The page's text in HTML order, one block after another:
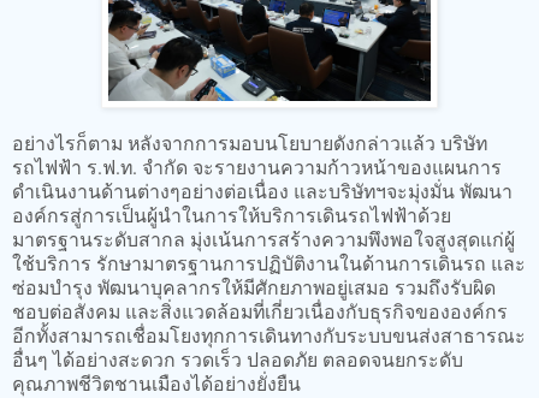
อย่างไรก็ตาม หลังจากการมอบนโยบายดังกล่าวแล้ว บริษัท
รถไฟฟ้า ร.ฟ.ท. จำกัด จะรายงานความก้าวหน้าของแผนการ
ดำเนินงานด้านต่างๆอย่างต่อเนื่อง และบริษัทฯจะมุ่งมั่น พัฒนา
องค์กรสู่การเป็นผู้นำในการให้บริการเดินรถไฟฟ้าด้วย
มาตรฐานระดับสากล มุ่งเน้นการสร้างความพึงพอใจสูงสุดแก่ผู้
ใช้บริการ รักษามาตรฐานการปฏิบัติงานในด้านการเดินรถ และ
ซ่อมบำรุง พัฒนาบุคลากรให้มีศักยภาพอยู่เสมอ รวมถึงรับผิด
ชอบต่อสังคม และสิ่งแวดล้อมที่เกี่ยวเนื่องกับธุรกิจขององค์กร
อีกทั้งสามารถเชื่อมโยงทุกการเดินทางกับระบบขนส่งสาธารณะ
อื่นๆ ได้อย่างสะดวก รวดเร็ว ปลอดภัย ตลอดจนยกระดับ
คุณภาพชีวิตชานเมืองได้อย่างยั่งยืน